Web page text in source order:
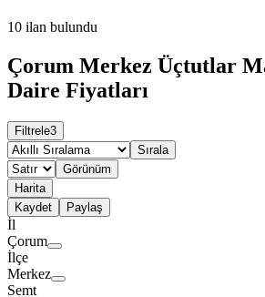
10 ilan bulundu
Çorum Merkez Üçtutlar
Daire Fiyatları
Filtrele3
Sırala
Görünüm
Harita
Kaydet
Paylaş
İl
Çorum
İlçe
Merkez
Semt